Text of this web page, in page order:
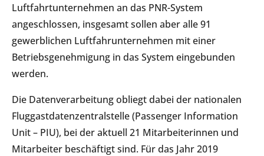
Luftfahrtunternehmen an das PNR-System
angeschlossen, insgesamt sollen aber alle 91
gewerblichen Luftfahrunternehmen mit einer
Betriebsgenehmigung in das System eingebunden
werden.
Die Datenverarbeitung obliegt dabei der nationalen
Fluggastdatenzentralstelle (Passenger Information
Unit – PIU), bei der aktuell 21 Mitarbeiterinnen und
Mitarbeiter beschäftigt sind. Für das Jahr 2019